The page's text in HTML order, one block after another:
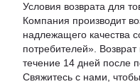
Условия возврата для
Компания производит
надлежащего качества
потребителей».
течение 14 дней после
Свяжитесь с нами,